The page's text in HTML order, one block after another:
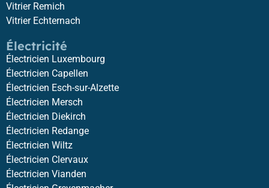
Vitrier Remich
Vitrier Echternach
Électricité
Électricien Luxembourg
Électricien Capellen
Électricien Esch-sur-Alzette
Électricien Mersch
Électricien Diekirch
Électricien Redange
Électricien Wiltz
Électricien Clervaux
Électricien Vianden